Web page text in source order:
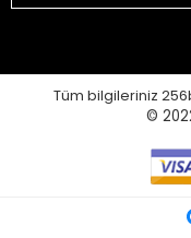
Tüm bilgileriniz
©